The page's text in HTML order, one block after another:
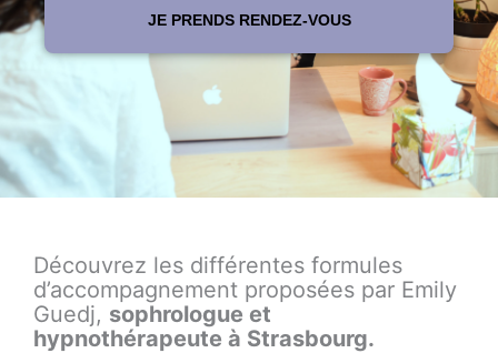
JE PRENDS RENDEZ-VOUS
Découvrez les différentes formules
d’accompagnement proposées par Emily
Guedj, sophrologue et
hypnothérapeute à Strasbourg.